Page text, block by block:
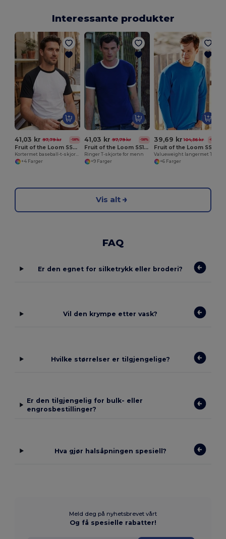
Interessante produkter
41,03 kr 97,79 kr -58%
Fruit of the Loom SS026
+4 Farger
41,03 kr 97,79 kr -58%
Fruit of the Loom SS168
Ringer T-skjorte for menn
+9 Farger
39,69 kr 104,36 kr -62%
+6 Farger
Vis alt
FAQ
Er den egnet for silketrykk eller broderi?
Vil den krympe etter vask?
Hvilke størrelser er tilgjengelige?
Er den tilgjengelig for bulk- eller
engrosbestillinger?
Hva gjør halsåpningen spesiell?
Meld deg på nyhetsbrevet vårt
Og få spesielle rabatter!